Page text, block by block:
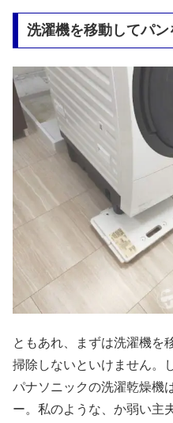
洗濯機を移動してパン
ともあれ、まずは洗濯機を
掃除しないといけません。
パナソニックの洗濯乾燥機
ー。私のような、か弱い主